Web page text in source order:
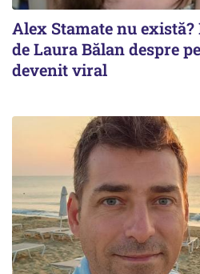
Alex Stamate nu
de Laura Bălan despre
devenit viral